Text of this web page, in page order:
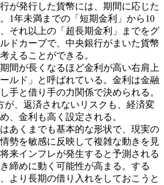
が発行した貨幣には、期間に応じた
1年未満までの「短期金利」から10
それ以上の「超長期金利」までをグ
ドカーブで、中央銀行がまいた貨幣
えることができる。
間が長くなるほど金利が高い右肩上
ルド」と呼ばれている。金利は金融
手と借り手の力関係で決められる。
が、返済されないリスクも、経済変
、金利も高く設定される。
あくまでも基本的な形状で、現実の
勢を敏感に反映して複雑な動きを見
来インフレが発生すると予測される
締めに動く可能性が高まる。する
より長期の借り入れをしておこうと